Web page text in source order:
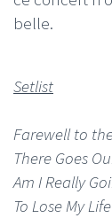
belle.
Setlist
Farewell to
There Goes
Am I Really
To Lose My Life